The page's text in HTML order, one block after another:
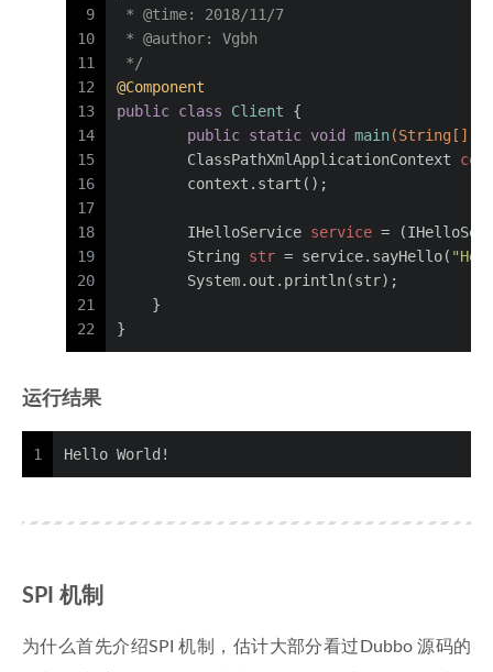
9
10
11
12
13
14
15
16
17
18
19
20
21
22
* @time: 2018/11/7
* @author: Vgbh
*/
@Component
public class Client {
public static void main(String[]
ClassPathXmlApplicationContext
        context.start();
IHelloService service =
String
str = service.sayHello(
        System.out.println(str);
    }
}
运行结果
1 Hello World!
SPI 机制
为什么首先介绍SPI 机制，估计大部分看过Dubbo 源码的